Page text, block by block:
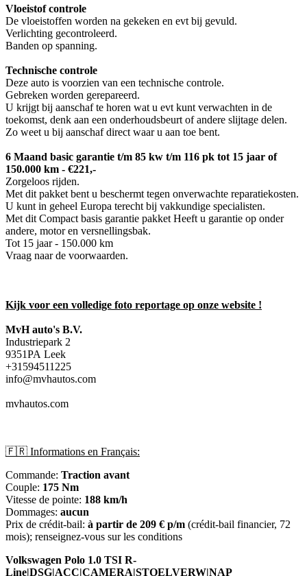
Vloeistof controle
De vloeistoffen worden na gekeken en evt bij gevuld.
Verlichting gecontroleerd.
Banden op spanning.
Technische controle
Deze auto is voorzien van een technische controle.
Gebreken worden gerepareerd.
U krijgt bij aanschaf te horen wat u evt kunt verwachten in de
toekomst, denk aan een onderhoudsbeurt of andere slijtage delen.
Zo weet u bij aanschaf direct waar u aan toe bent.
6 Maand basic garantie t/m 85 kw t/m 116 pk tot 15 jaar of
150.000 km - €221,-
Zorgeloos rijden.
Met dit pakket bent u beschermt tegen onverwachte reparatiekosten.
U kunt in geheel Europa terecht bij vakkundige specialisten.
Met dit Compact basis garantie pakket Heeft u garantie op onder
andere, motor en versnellingsbak.
Tot 15 jaar - 150.000 km
Vraag naar de voorwaarden.
Kijk voor een volledige foto reportage op onze website !
MvH auto's B.V.
Industriepark 2
9351PA Leek
+31594511225
info@mvhautos.com
mvhautos.com
🇫🇷 Informations en Français:
Commande: Traction avant
Couple: 175 Nm
Vitesse de pointe: 188 km/h
Dommages: aucun
Prix de crédit-bail: à partir de 209 € p/m (crédit-bail financier, 72
mois); renseignez-vous sur les conditions
Volkswagen Polo 1.0 TSI R-
Line|DSG|ACC|CAMERA|STOELVERW|NAP